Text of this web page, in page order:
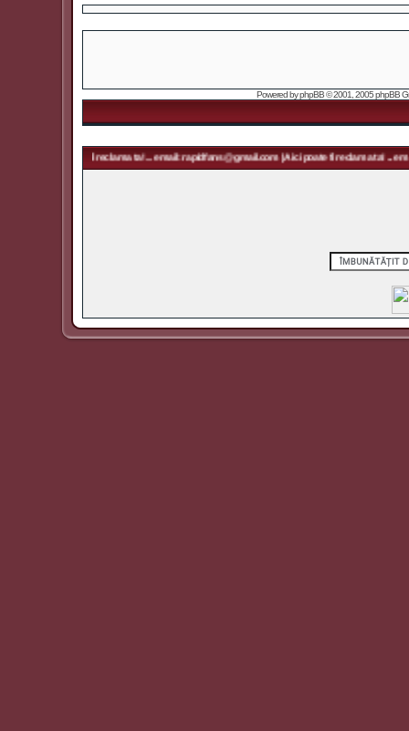
Powered byphpBB© 2001, 2005 phpBB
fi reclama ta! ... email: rapidfans@gmail.com | Aici poate fi reclama ta! ... email: